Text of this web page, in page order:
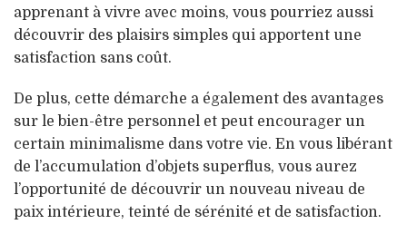
apprenant à vivre avec moins, vous pourriez aussi
découvrir des plaisirs simples qui apportent une
satisfaction sans coût.
De plus, cette démarche a également des avantages
sur le bien-être personnel et peut encourager un
certain minimalisme dans votre vie. En vous libérant
de l’accumulation d’objets superflus, vous aurez
l’opportunité de découvrir un nouveau niveau de
paix intérieure, teinté de sérénité et de satisfaction.